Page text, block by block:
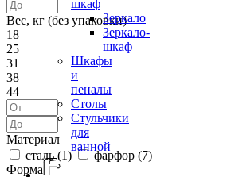
шкаф
Зеркало
Зеркало-
шкаф
Шкафы
и
пеналы
Столы
Стульчики
для
ванной
Вес, кг (без упаковки)
18
25
31
38
44
Материал
сталь (1) фарфор (7)
Форма